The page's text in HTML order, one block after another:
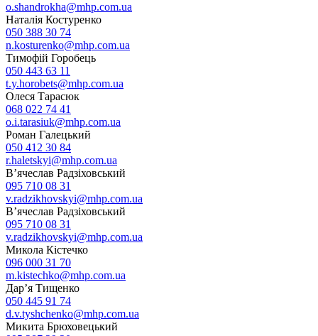
o.shandrokha@mhp.com.ua
Наталія Костуренко
050 388 30 74
n.kosturenko@mhp.com.ua
Тимофій Горобець
050 443 63 11
t.y.horobets@mhp.com.ua
Олеся Тарасюк
068 022 74 41
o.i.tarasiuk@mhp.com.ua
Роман Галецький
050 412 30 84
r.haletskyi@mhp.com.ua
В’ячеслав Радзіховський
095 710 08 31
v.radzikhovskyi@mhp.com.ua
В’ячеслав Радзіховський
095 710 08 31
v.radzikhovskyi@mhp.com.ua
Микола Кістечко
096 000 31 70
m.kistechko@mhp.com.ua
Дар’я Тищенко
050 445 91 74
d.v.tyshchenko@mhp.com.ua
Микита Брюховецький